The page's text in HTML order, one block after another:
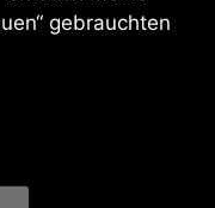
gebrauchten